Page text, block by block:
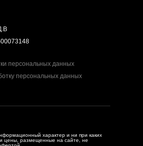
персональных данных
персональных данных
характер и ни при каких
цены, размещенные на сайте, не